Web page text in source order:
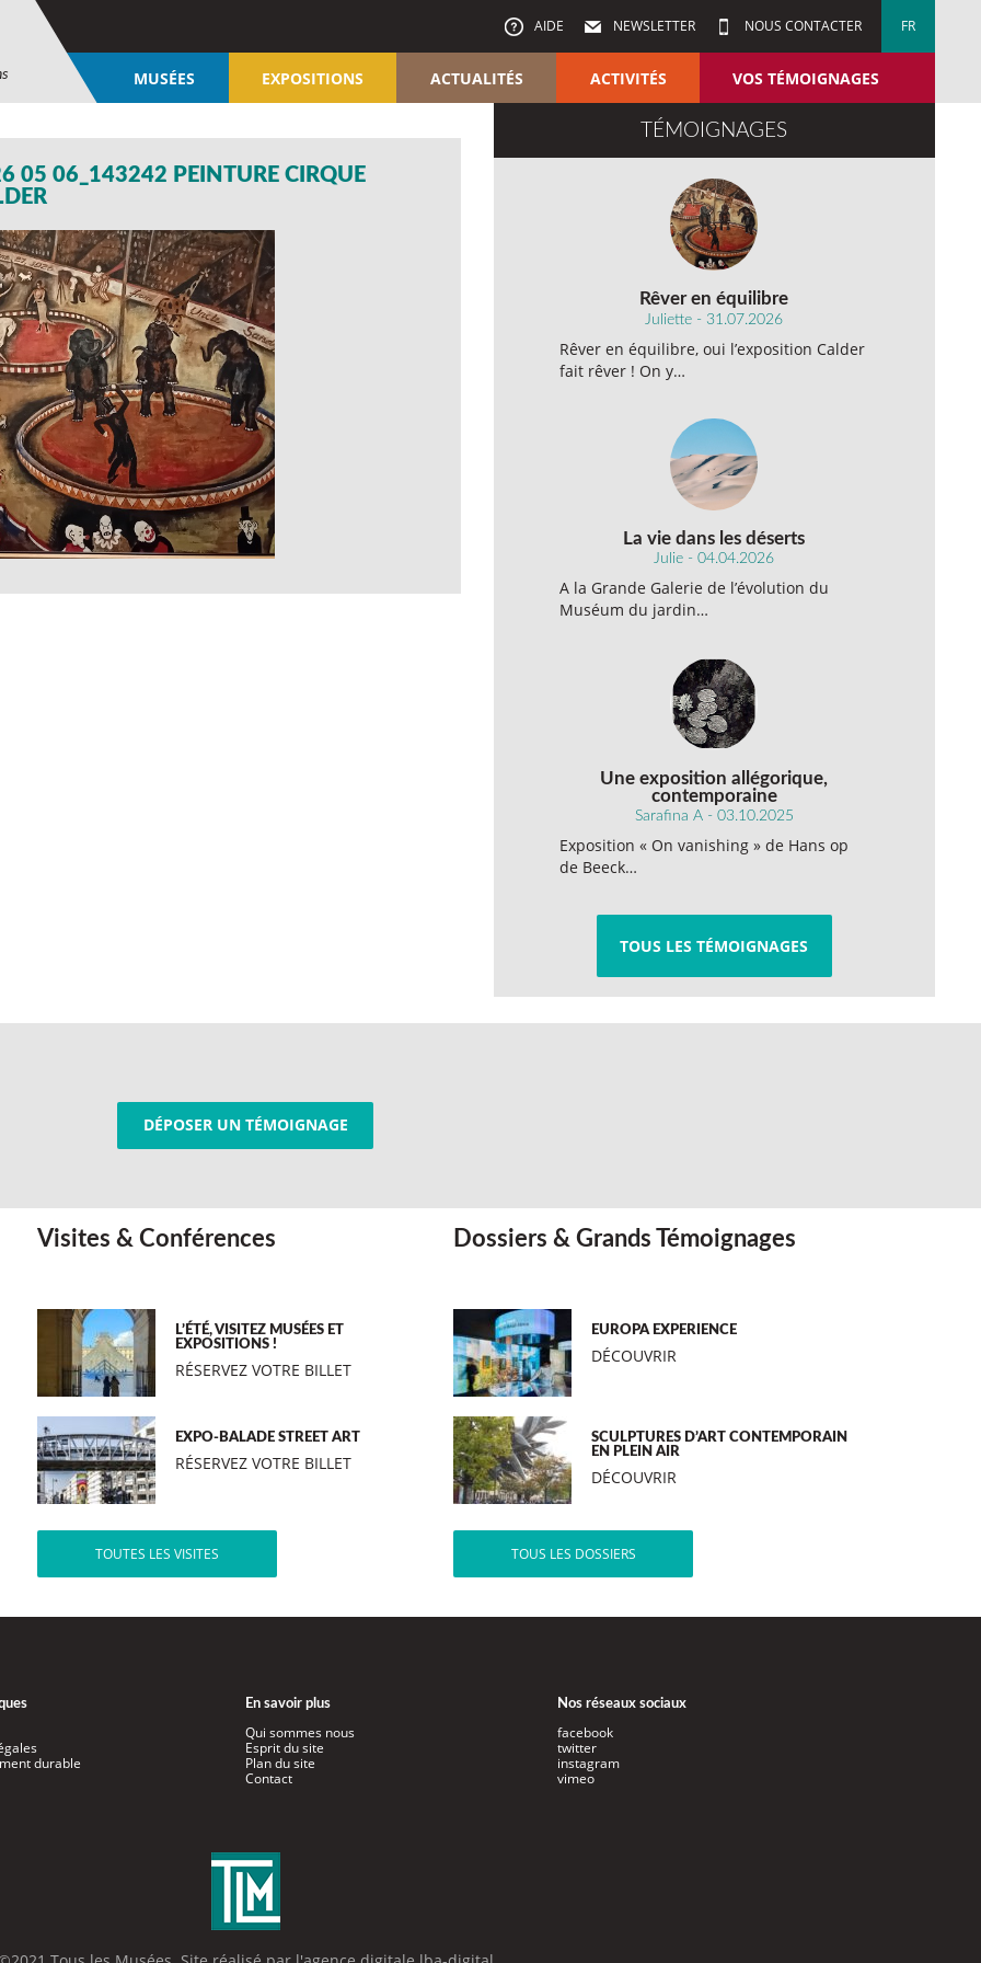
AIDE NEWSLETTER NOUS CONTACTER FR
MUSÉES EXPOSITIONS ACTUALITÉS ACTIVITÉS VOS TÉMOIGNAGES
05 06_143242 PEINTURE CIRQUE
TÉMOIGNAGES
Rêver en équilibre
Juliette - 31.07.2026
Rêver en équilibre, oui l’exposition Calder
fait rêver ! On y…
La vie dans les déserts
Julie - 04.04.2026
A la Grande Galerie de l’évolution du
Muséum du jardin…
Une exposition allégorique,
contemporaine
Sarafina A - 03.10.2025
Exposition « On vanishing » de Hans op
de Beeck…
TOUS LES TÉMOIGNAGES
DÉPOSER UN TÉMOIGNAGE
Visites & Conférences
L’ÉTÉ, VISITEZ MUSÉES ET
EXPOSITIONS !
RÉSERVEZ VOTRE BILLET
EXPO-BALADE STREET ART
RÉSERVEZ VOTRE BILLET
TOUTES LES VISITES
Dossiers & Grands Témoignages
EUROPA EXPERIENCE
DÉCOUVRIR
SCULPTURES D’ART CONTEMPORAIN
EN PLEIN AIR
DÉCOUVRIR
TOUS LES DOSSIERS
durable
En savoir plus
Qui sommes nous
Esprit du site
Plan du site
Contact
Nos réseaux sociaux
facebook
twitter
instagram
vimeo